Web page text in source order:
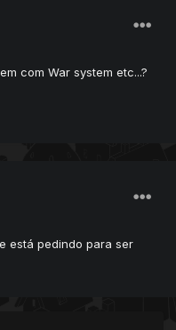
com War system etc...?
está pedindo para ser